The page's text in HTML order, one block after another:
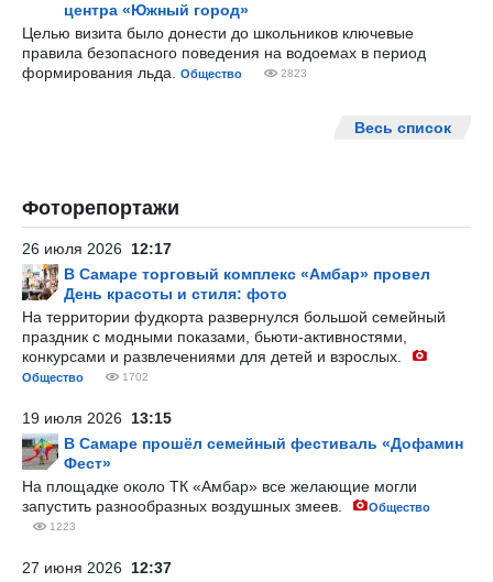
центра «Южный город»
Целью визита было донести до школьников ключевые
правила безопасного поведения на водоемах в период
формирования льда.
Общество 2823
Весь список
Фоторепортажи
26 июля 2026 12:17
В Самаре торговый комплекс «Амбар» провел
День красоты и стиля: фото
На территории фудкорта развернулся большой семейный
праздник с модными показами, бьюти-активностями,
конкурсами и развлечениями для детей и взрослых.
Общество 1702
19 июля 2026 13:15
В Самаре прошёл семейный фестиваль «Дофамин
Фест»
На площадке около ТК «Амбар» все желающие могли
запустить разнообразных воздушных змеев.
Общество
1223
27 июня 2026 12:37